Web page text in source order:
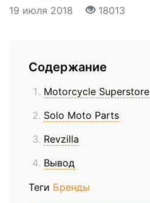
19 июля 2018 18013
Содержание
Motorcycle Superstore
Solo Moto Parts
Revzilla
Вывод
Теги Бренды